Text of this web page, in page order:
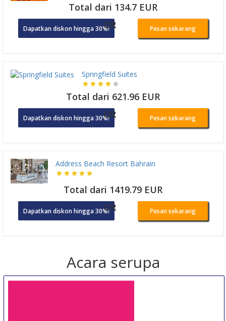
Total dari 134.7 EUR
Dapatkan diskon hingga 30%!OR Pesan sekarang
Springfield Suites
Total dari 621.96 EUR
Dapatkan diskon hingga 30%!OR Pesan sekarang
Address Beach Resort Bahrain
Total dari 1419.79 EUR
Dapatkan diskon hingga 30%!OR Pesan sekarang
Acara serupa